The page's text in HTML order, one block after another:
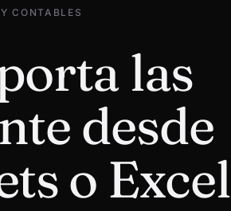
CONTABLES
las
desde
o Excel